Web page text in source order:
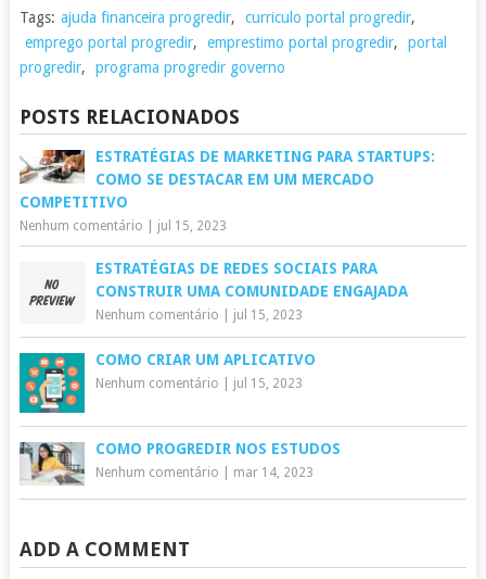
Tags: ajuda financeira progredir, curriculo portal progredir,
emprego portal progredir, emprestimo portal progredir,
portal
progredir, programa progredir governo
POSTS RELACIONADOS
ESTRATÉGIAS DE MARKETING PARA STARTUPS:
COMO SE DESTACAR EM UM MERCADO
COMPETITIVO
Nenhum comentário jul 15, 2023
ESTRATÉGIAS DE REDES SOCIAIS PARA
CONSTRUIR UMA COMUNIDADE ENGAJADA
Nenhum comentário jul 15, 2023
COMO CRIAR UM APLICATIVO
Nenhum comentário jul 15, 2023
COMO PROGREDIR NOS ESTUDOS
Nenhum comentário mar 14, 2023
ADD A COMMENT